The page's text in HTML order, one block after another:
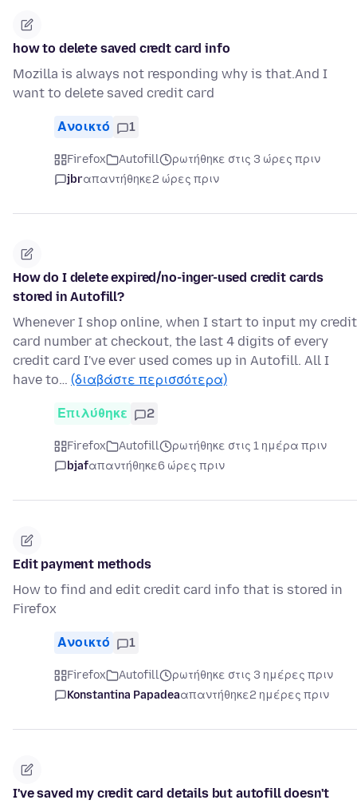
how to delete saved credt card info
Mozilla is always not responding why is that.And I
want to delete saved credit card
Ανοικτό 1
Firefox Autofill
ρωτήθηκε στις 3 ώρες πριν
jbrαπαντήθηκε2 ώρες πριν
How do I delete expired/no-inger-used credit cards
stored in Autofill?
Whenever I shop online, when I start to input my credit
card number at checkout, the last 4 digits of every
credit card I've ever used comes up in Autofill. All I
have to… (διαβάστε περισσότερα)
Επιλύθηκε 2
Firefox Autofill
ρωτήθηκε στις 1 ημέρα πριν
bjafαπαντήθηκε6 ώρες πριν
Edit payment methods
How to find and edit credit card info that is stored in
Firefox
Ανοικτό 1
Firefox Autofill
ρωτήθηκε στις 3 ημέρες πριν
Konstantina Papadeaαπαντήθηκε2 ημέρες πριν
I've saved my credit card details but autofill doesn't